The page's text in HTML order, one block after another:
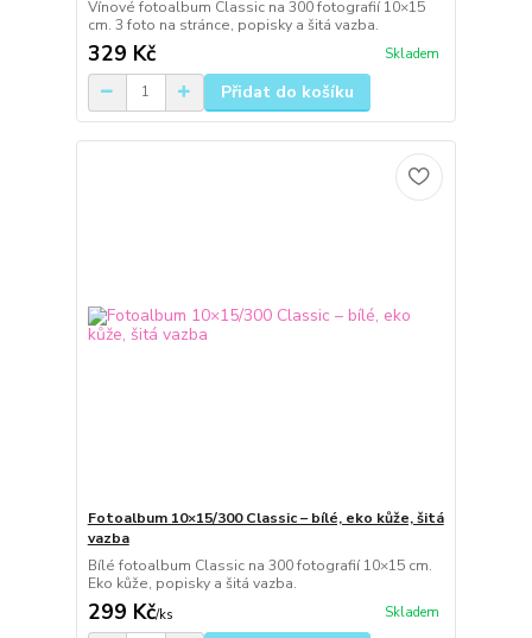
Vínové fotoalbum Classic na 300 fotografií 10×15
cm. 3 foto na stránce, popisky a šitá vazba.
329 Kč Skladem
Přidat do košíku
Fotoalbum 10×15/300 Classic – bílé, eko kůže, šitá
vazba
Bílé fotoalbum Classic na 300 fotografií 10×15 cm.
Eko kůže, popisky a šitá vazba.
299 Kč/ks Skladem